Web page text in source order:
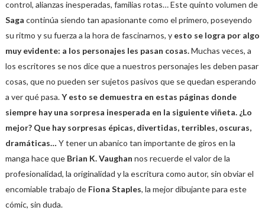
control, alianzas inesperadas, familias rotas… Este quinto volumen de
Saga continúa siendo tan apasionante como el primero, poseyendo
su ritmo y su fuerza a la hora de fascinarnos, y esto se logra por algo
muy evidente: a los personajes les pasan cosas.Muchas veces, a
los escritores se nos dice que a nuestros personajes les deben pasar
cosas, que no pueden ser sujetos pasivos que se quedan esperando
a ver qué pasa.Y esto se demuestra en estas páginas donde
siempre hay una sorpresa inesperada en la siguiente viñeta. ¿Lo
mejor? Que hay sorpresas épicas, divertidas, terribles, oscuras,
dramáticas… Y tener un abanico tan importante de giros en la
manga hace que Brian K. Vaughan nos recuerde el valor de la
profesionalidad, la originalidad y la escritura como autor, sin obviar el
encomiable trabajo de Fiona Staples, la mejor dibujante para este
cómic, sin duda.